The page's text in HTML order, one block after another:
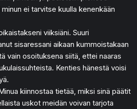
ei tarvitse kuulla kenenkään
viiksiäni. Suuri
sisaressani aikaan kummoistakaan
vain osoituksena siitä, ettei naaras
Kenties hänestä voisi
kiinnostaa tietää, miksi sinä päätit
uskot meidän voivan tarjota